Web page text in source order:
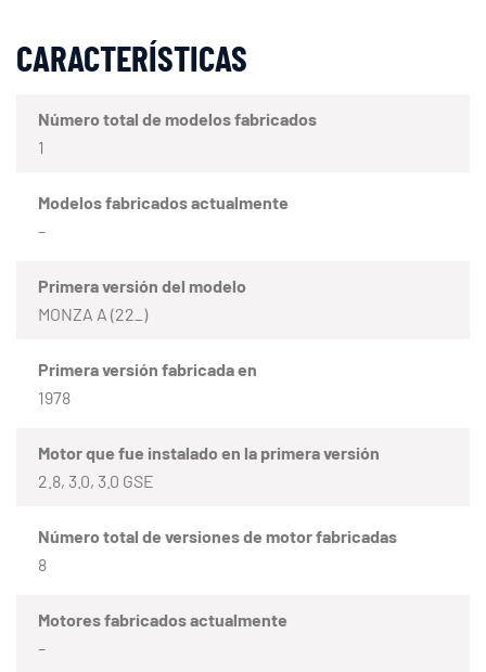
CARACTERÍSTICAS
Número total de modelos fabricados
1
Modelos fabricados actualmente
–
Primera versión del modelo
MONZA A (22_)
Primera versión fabricada en
1978
Motor que fue instalado en la primera versión
2.8, 3.0, 3.0 GSE
Número total de versiones de motor fabricadas
8
Motores fabricados actualmente
–